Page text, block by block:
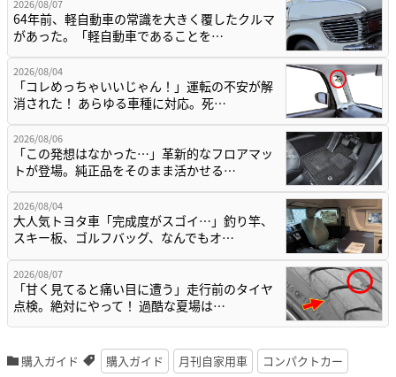
2026/08/07
64年前、軽自動車の常識を大きく覆したクルマ
があった。「軽自動車であることを…
2026/08/04
「コレめっちゃいいじゃん！」運転の不安が解
消された！ あらゆる車種に対応。死…
2026/08/06
「この発想はなかった…」革新的なフロアマッ
トが登場。純正品をそのまま活かせる…
2026/08/04
大人気トヨタ車「完成度がスゴイ…」釣り竿、
スキー板、ゴルフバッグ、なんでもオ…
2026/08/07
「甘く見てると痛い目に遭う」走行前のタイヤ
点検。絶対にやって！ 過酷な夏場は…
購入ガイド 購入ガイド 月刊自家用車 コンパクトカー